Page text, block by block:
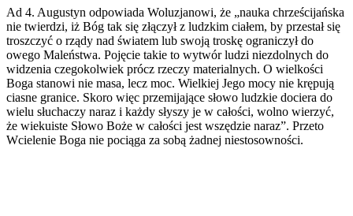
Ad 4. Augustyn odpowiada Woluzjanowi, że „nauka chrześcijańska
nie twierdzi, iż Bóg tak się złączył z ludzkim ciałem, by przestał się
troszczyć o rządy nad światem lub swoją troskę ograniczył do
owego Maleństwa. Pojęcie takie to wytwór ludzi niezdolnych do
widzenia czegokolwiek prócz rzeczy materialnych. O wielkości
Boga stanowi nie masa, lecz moc. Wielkiej Jego mocy nie krępują
ciasne granice. Skoro więc przemijające słowo ludzkie dociera do
wielu słuchaczy naraz i każdy słyszy je w całości, wolno wierzyć,
że wiekuiste Słowo Boże w całości jest wszędzie naraz”. Przeto
Wcielenie Boga nie pociąga za sobą żadnej niestosowności.